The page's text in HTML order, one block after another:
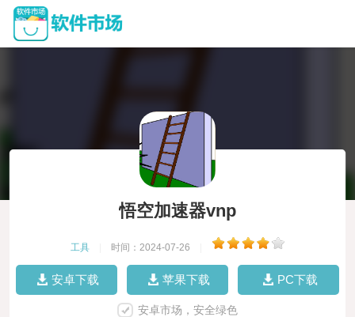
悟空加速器vnp
工具 时间：2024-07-26
安卓下载 苹果下载 PC下载
安卓市场，安全绿色